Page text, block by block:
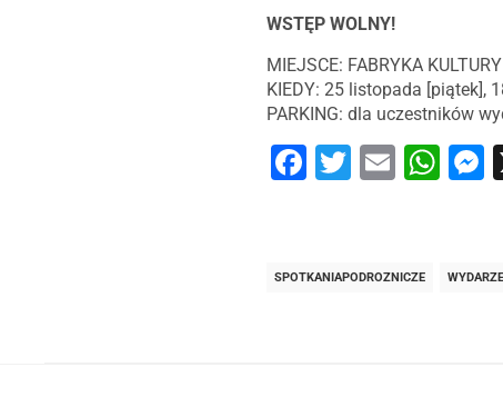
WSTĘP WOLNY!
MIEJSCE: FABRYKA
KIEDY: 25 listopada [piątek],
PARKING: dla uczestników
Facebook
Twitter
Email
SPOTKANIAPODROZNICZE